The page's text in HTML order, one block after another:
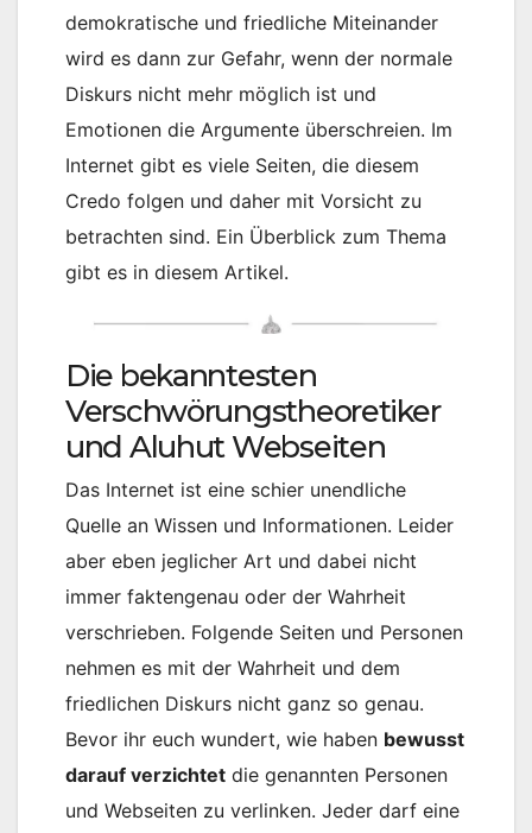
demokratische und friedliche Miteinander
wird es dann zur Gefahr, wenn der normale
Diskurs nicht mehr möglich ist und
Emotionen die Argumente überschreien. Im
Internet gibt es viele Seiten, die diesem
Credo folgen und daher mit Vorsicht zu
betrachten sind. Ein Überblick zum Thema
gibt es in diesem Artikel.
Die bekanntesten
Verschwörungstheoretiker
und Aluhut Webseiten
Das Internet ist eine schier unendliche
Quelle an Wissen und Informationen. Leider
aber eben jeglicher Art und dabei nicht
immer faktengenau oder der Wahrheit
verschrieben. Folgende Seiten und Personen
nehmen es mit der Wahrheit und dem
friedlichen Diskurs nicht ganz so genau.
Bevor ihr euch wundert, wie haben bewusst
darauf verzichtet die genannten Personen
und Webseiten zu verlinken. Jeder darf eine